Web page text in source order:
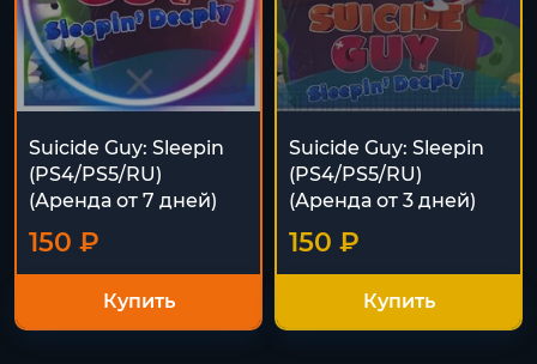
Suicide Guy: Sleepin
(PS4/PS5/RU)
(Аренда от 7 дней)
150 ₽
Купить
Suicide Guy: Sleepin
(PS4/PS5/RU)
(Аренда от 3 дней)
150 ₽
Купить